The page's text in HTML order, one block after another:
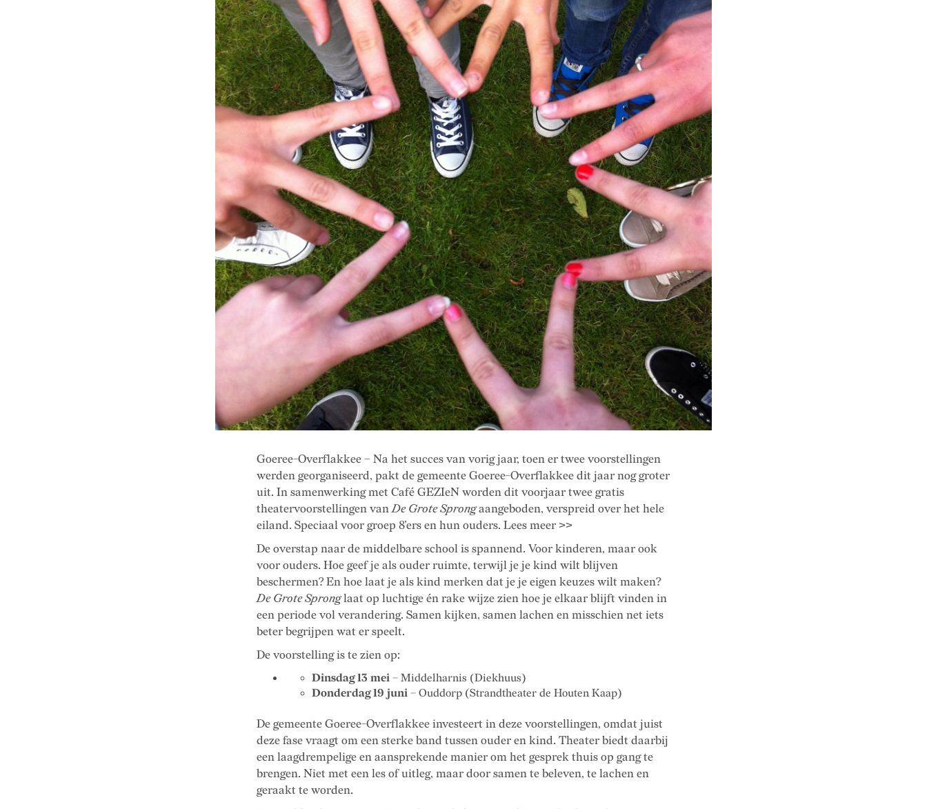
Goeree-Overflakkee – Na het succes van vorig jaar, toen er twee voorstellingen
werden georganiseerd, pakt de gemeente Goeree-Overflakkee dit jaar nog groter
uit. In samenwerking met Café GEZIeN worden dit voorjaar twee gratis
theatervoorstellingen vanDe Grote Sprongaangeboden, verspreid over het hele
eiland. Speciaal voor groep 8’ers en hun ouders. Lees meer >>
De overstap naar de middelbare school is spannend. Voor kinderen, maar ook
voor ouders. Hoe geef je als ouder ruimte, terwijl je je kind wilt blijven
beschermen? En hoe laat je als kind merken dat je je eigen keuzes wilt maken?
De Grote Spronglaat op luchtige én rake wijze zien hoe je elkaar blijft vinden in
een periode vol verandering. Samen kijken, samen lachen en misschien net iets
beter begrijpen wat er speelt.
De voorstelling is te zien op:
Dinsdag 13 mei – Middelharnis (Diekhuus)
Donderdag 19 juni – Ouddorp (Strandtheater de Houten Kaap)
De gemeente Goeree-Overflakkee investeert in deze voorstellingen, omdat juist
deze fase vraagt om een sterke band tussen ouder en kind. Theater biedt daarbij
een laagdrempelige en aansprekende manier om het gesprek thuis op gang te
brengen. Niet met een les of uitleg, maar door samen te beleven, te lachen en
geraakt te worden.